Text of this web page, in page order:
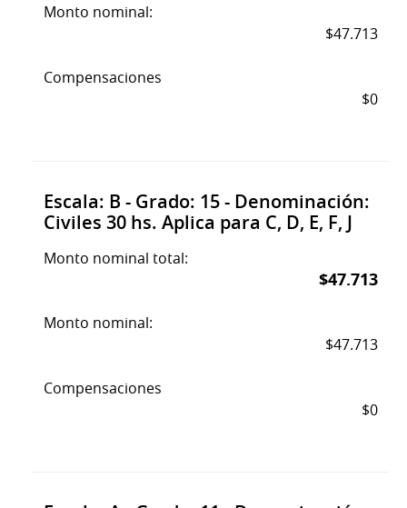
Monto nominal:
$47.713
Compensaciones
$0
Escala: B - Grado: 15 - Denominación:
Civiles 30 hs. Aplica para C, D, E, F, J
Monto nominal total:
$47.713
Monto nominal:
$47.713
Compensaciones
$0